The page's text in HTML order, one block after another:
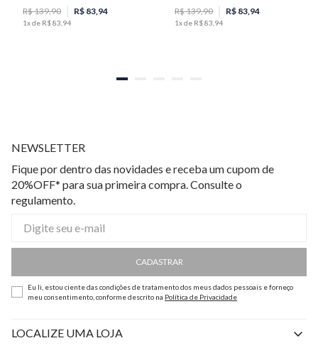
R$139,90 R$ 83, 94
1x de R$83 94
R$139,90 R$ 83, 94
1x de R$83 94
NEWSLETTER
Fique por dentro das novidades e receba um cupom de
20%OFF* para sua primeira compra. Consulte o
regulamento.
CADASTRAR
Eu li, estou ciente das condições de tratamento dos meus dados pessoais e forneço
meu consentimento, conforme descrito na Política de Privacidade
LOCALIZE UMA LOJA